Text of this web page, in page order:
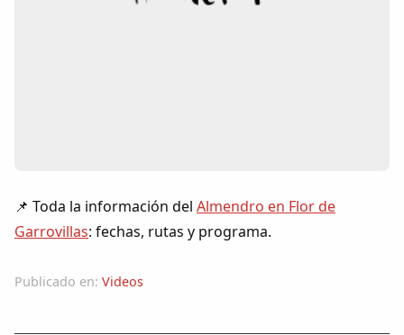
Foros
Idiosincrasia
📌 Toda la información del Almendro en Flor de
Garrovillas: fechas, rutas y programa.
Publicado en: Videos